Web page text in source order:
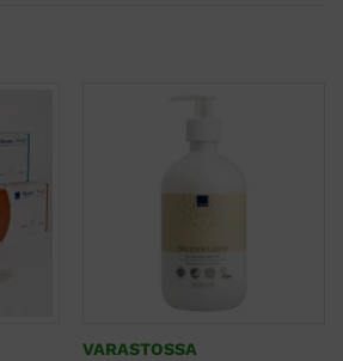
VARASTOSSA